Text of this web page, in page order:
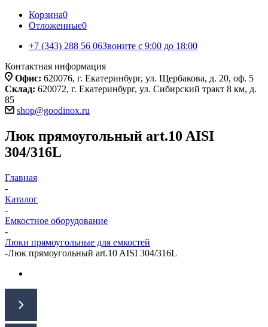
Корзина0
Отложенные0
+7 (343) 288 56 06Звоните с 9:00 до 18:00
Контактная информация
Офис: 620076, г. Екатеринбург, ул. Щербакова, д. 20, оф. 5
Склад: 620072, г. Екатеринбург, ул. Сибирский тракт 8 км, д.
85
shop@goodinox.ru
Люк прямоугольный art.10 AISI
304/316L
Главная
-
Каталог
-
Емкостное оборудование
-
Люки прямоугольные для емкостей
-Люк прямоугольный art.10 AISI 304/316L